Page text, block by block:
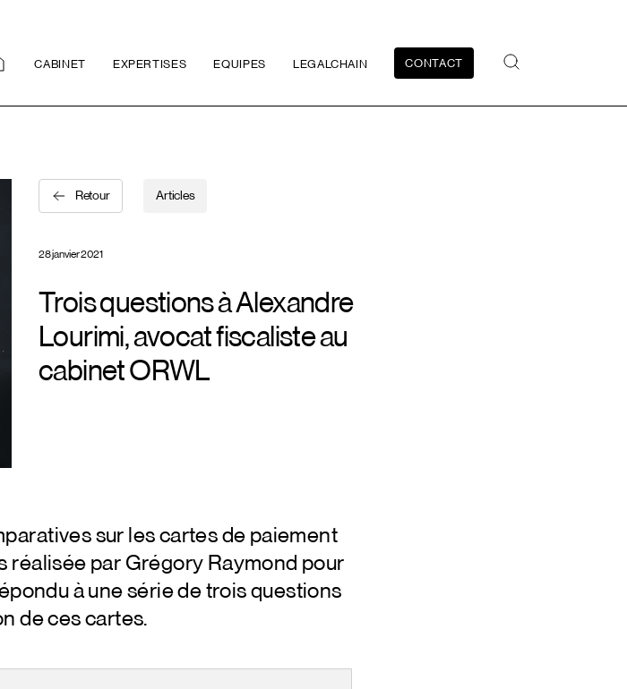
CABINET EXPERTISES EQUIPES LEGALCHAIN CONTACT
Retour Articles
28 janvier 2021
Trois questions à Alexandre
Lourimi, avocat fiscaliste au
cabinet ORWL
sur les cartes de paiement
réalisée par Grégory Raymond pour
à une série de trois questions
de ces cartes.